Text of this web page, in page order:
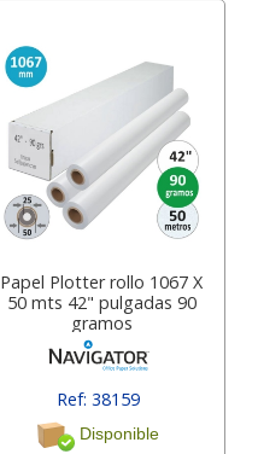
Papel Plotter rollo 1067 X
50 mts 42" pulgadas 90
gramos
Ref: 38159
Disponible